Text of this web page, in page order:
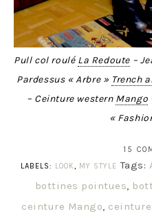
Pull col roulé La Redoute –
Pardessus « Arbre » Trench
– Ceinture western Mango
«
15
LABELS:
LOOK, MY STYLE Tags:
bottines pointues,
ceinture Mango,